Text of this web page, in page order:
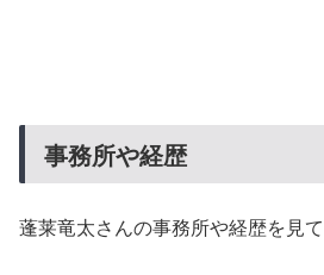
事務所や経歴
蓬莱竜太さんの事務所や経歴を見